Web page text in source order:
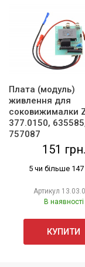
Плата (модуль)
живлення для
соковижималки
377.0150,
757087
151 грн.
5 чи більше 147
Артикул
В наявності
КУПИТИ